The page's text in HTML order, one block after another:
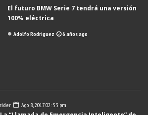
El futuro BMW Serie 7 tendrá una versión
100% eléctrica
Adolfo Rodriguez 6 años ago
Ago 8, 2017 02: 53 pm